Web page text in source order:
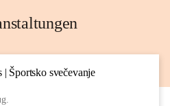
Športsko svečevanje